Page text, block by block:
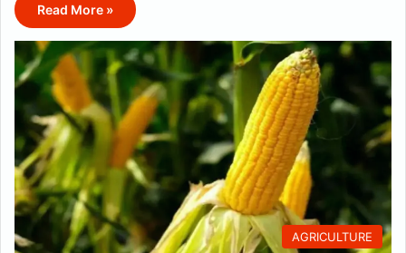
Read More »
AGRICULTURE